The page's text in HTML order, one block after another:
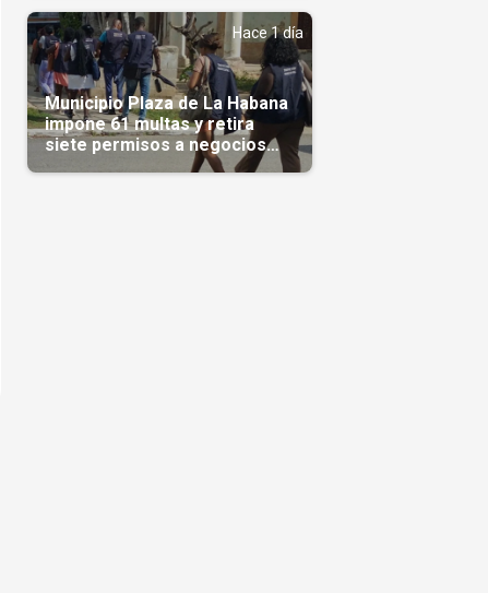
Hace 1 día
Municipio Plaza de La Habana
impone 61 multas y retira
siete permisos a negocios